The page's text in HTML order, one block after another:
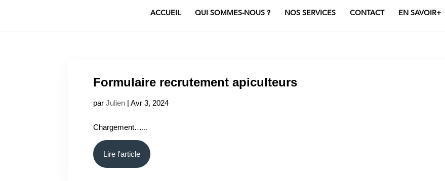
ACCUEIL QUI SOMMES-NOUS ? NOS SERVICES CONTACT EN SAVOIR+
Formulaire recrutement apiculteurs
parJulien |Avr 3, 2024
Chargement…...
Lire l'article